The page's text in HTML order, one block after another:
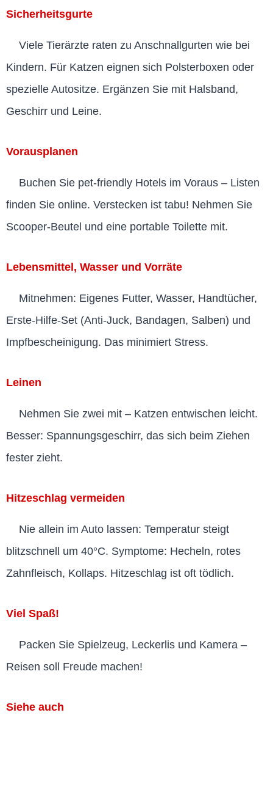
Sicherheitsgurte
Viele Tierärzte raten zu Anschnallgurten wie bei
Kindern. Für Katzen eignen sich Polsterboxen oder
spezielle Autositze. Ergänzen Sie mit Halsband,
Geschirr und Leine.
Vorausplanen
Buchen Sie pet-friendly Hotels im Voraus – Listen
finden Sie online. Verstecken ist tabu! Nehmen Sie
Scooper-Beutel und eine portable Toilette mit.
Lebensmittel, Wasser und Vorräte
Mitnehmen: Eigenes Futter, Wasser, Handtücher,
Erste-Hilfe-Set (Anti-Juck, Bandagen, Salben) und
Impfbescheinigung. Das minimiert Stress.
Leinen
Nehmen Sie zwei mit – Katzen entwischen leicht.
Besser: Spannungsgeschirr, das sich beim Ziehen
fester zieht.
Hitzeschlag vermeiden
Nie allein im Auto lassen: Temperatur steigt
blitzschnell um 40°C. Symptome: Hecheln, rotes
Zahnfleisch, Kollaps. Hitzeschlag ist oft tödlich.
Viel Spaß!
Packen Sie Spielzeug, Leckerlis und Kamera –
Reisen soll Freude machen!
Siehe auch